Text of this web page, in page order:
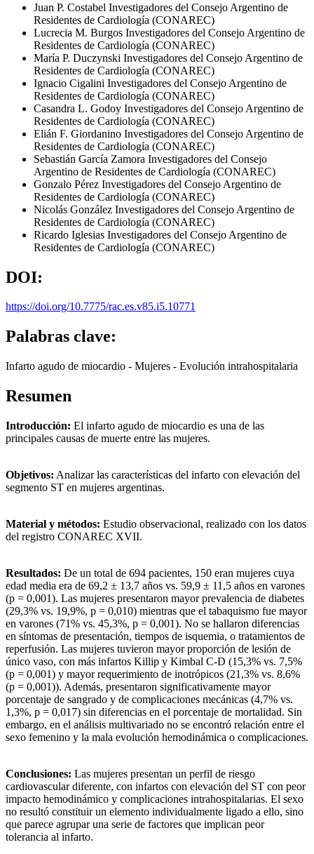
Juan P. Costabel Investigadores del Consejo Argentino de
Residentes de Cardiología (CONAREC)
Lucrecia M. Burgos Investigadores del Consejo Argentino de
Residentes de Cardiología (CONAREC)
María P. Duczynski Investigadores del Consejo Argentino de
Residentes de Cardiología (CONAREC)
Ignacio Cigalini Investigadores del Consejo Argentino de
Residentes de Cardiología (CONAREC)
Casandra L. Godoy Investigadores del Consejo Argentino de
Residentes de Cardiología (CONAREC)
Elián F. Giordanino Investigadores del Consejo Argentino de
Residentes de Cardiología (CONAREC)
Sebastián García Zamora Investigadores del Consejo
Argentino de Residentes de Cardiología (CONAREC)
Gonzalo Pérez Investigadores del Consejo Argentino de
Residentes de Cardiología (CONAREC)
Nicolás González Investigadores del Consejo Argentino de
Residentes de Cardiología (CONAREC)
Ricardo Iglesias Investigadores del Consejo Argentino de
Residentes de Cardiología (CONAREC)
DOI:
https://doi.org/10.7775/rac.es.v85.i5.10771
Palabras clave:
Infarto agudo de miocardio - Mujeres - Evolución intrahospitalaria
Resumen
Introducción: El infarto agudo de miocardio es una de las
principales causas de muerte entre las mujeres.
Objetivos: Analizar las características del infarto con elevación del
segmento ST en mujeres argentinas.
Material y métodos: Estudio observacional, realizado con los datos
del registro CONAREC XVII.
Resultados: De un total de 694 pacientes, 150 eran mujeres cuya
edad media era de 69,2 ± 13,7 años vs. 59,9 ± 11,5 años en varones
(p = 0,001). Las mujeres presentaron mayor prevalencia de diabetes
(29,3% vs. 19,9%, p = 0,010) mientras que el tabaquismo fue mayor
en varones (71% vs. 45,3%, p = 0,001). No se hallaron diferencias
en síntomas de presentación, tiempos de isquemia, o tratamientos de
reperfusión. Las mujeres tuvieron mayor proporción de lesión de
único vaso, con más infartos Killip y Kimbal C-D (15,3% vs. 7,5%
(p = 0,001) y mayor requerimiento de inotrópicos (21,3% vs. 8,6%
(p = 0,001)). Además, presentaron significativamente mayor
porcentaje de sangrado y de complicaciones mecánicas (4,7% vs.
1,3%, p = 0,017) sin diferencias en el porcentaje de mortalidad. Sin
embargo, en el análisis multivariado no se encontró relación entre el
sexo femenino y la mala evolución hemodinámica o complicaciones.
Conclusiones: Las mujeres presentan un perfil de riesgo
cardiovascular diferente, con infartos con elevación del ST con peor
impacto hemodinámico y complicaciones intrahospitalarias. El sexo
no resultó constituir un elemento individualmente ligado a ello, sino
que parece agrupar una serie de factores que implican peor
tolerancia al infarto.